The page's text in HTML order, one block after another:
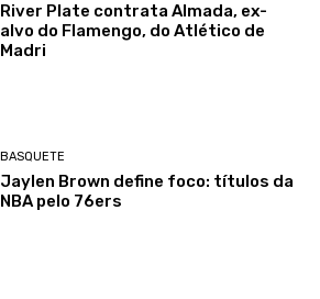
River Plate contrata Almada, ex-
alvo do Flamengo, do Atlético de
Madri
BASQUETE
Jaylen Brown define foco: títulos da
NBA pelo 76ers